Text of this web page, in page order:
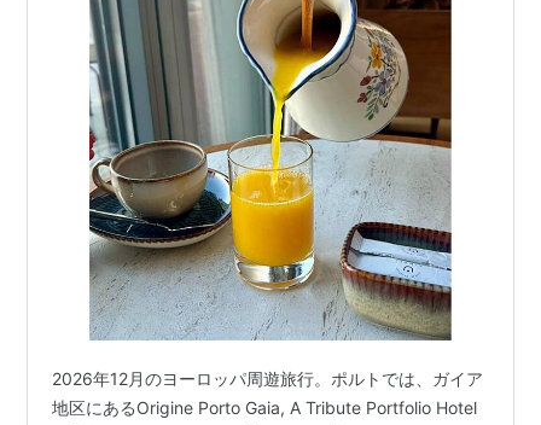
2026年12月のヨーロッパ周遊旅行。ポルトでは、ガイア
地区にあるOrigine Porto Gaia, A Tribute Portfolio Hotel